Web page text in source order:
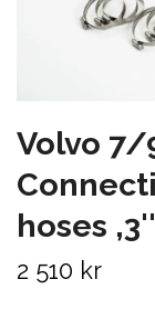
Volvo 7/
hoses
2 510 kr